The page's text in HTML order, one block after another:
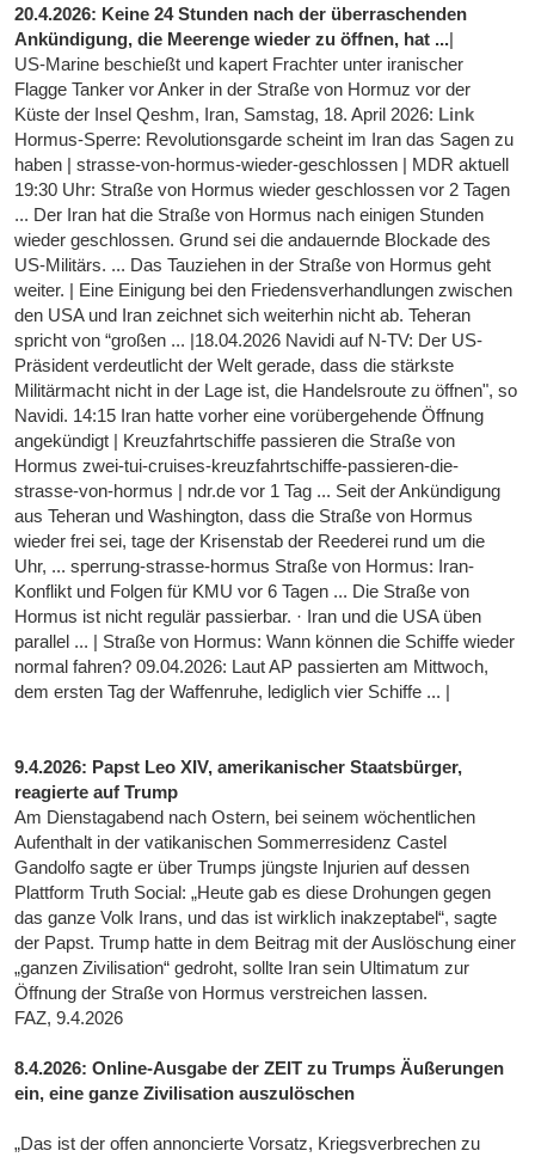
20.4.2026: Keine 24 Stunden nach der überraschenden
Ankündigung, die Meerenge wieder zu öffnen, hat ...|
US-Marine beschießt und kapert Frachter unter iranischer
Flagge Tanker vor Anker in der Straße von Hormuz vor der
Küste der Insel Qeshm, Iran, Samstag, 18. April 2026: Link
Hormus-Sperre: Revolutionsgarde scheint im Iran das Sagen zu
haben | strasse-von-hormus-wieder-geschlossen | MDR aktuell
19:30 Uhr: Straße von Hormus wieder geschlossen vor 2 Tagen
... Der Iran hat die Straße von Hormus nach einigen Stunden
wieder geschlossen. Grund sei die andauernde Blockade des
US-Militärs. ... Das Tauziehen in der Straße von Hormus geht
weiter. | Eine Einigung bei den Friedensverhandlungen zwischen
den USA und Iran zeichnet sich weiterhin nicht ab. Teheran
spricht von “großen ... |18.04.2026 Navidi auf N-TV: Der US-
Präsident verdeutlicht der Welt gerade, dass die stärkste
Militärmacht nicht in der Lage ist, die Handelsroute zu öffnen", so
Navidi. 14:15 Iran hatte vorher eine vorübergehende Öffnung
angekündigt | Kreuzfahrtschiffe passieren die Straße von
Hormus zwei-tui-cruises-kreuzfahrtschiffe-passieren-die-
strasse-von-hormus | ndr.de vor 1 Tag ... Seit der Ankündigung
aus Teheran und Washington, dass die Straße von Hormus
wieder frei sei, tage der Krisenstab der Reederei rund um die
Uhr, ... sperrung-strasse-hormus Straße von Hormus: Iran-
Konflikt und Folgen für KMU vor 6 Tagen ... Die Straße von
Hormus ist nicht regulär passierbar. · Iran und die USA üben
parallel ... | Straße von Hormus: Wann können die Schiffe wieder
normal fahren? 09.04.2026: Laut AP passierten am Mittwoch,
dem ersten Tag der Waffenruhe, lediglich vier Schiffe ... |
9.4.2026: Papst Leo XIV, amerikanischer Staatsbürger,
reagierte auf Trump
Am Dienstagabend nach Ostern, bei seinem wöchentlichen
Aufenthalt in der vatikanischen Sommerresidenz Castel
Gandolfo sagte er über Trumps jüngste Injurien auf dessen
Plattform Truth Social: „Heute gab es diese Drohungen gegen
das ganze Volk Irans, und das ist wirklich inakzeptabel“, sagte
der Papst. Trump hatte in dem Beitrag mit der Auslöschung einer
„ganzen Zivilisation“ gedroht, sollte Iran sein Ultimatum zur
Öffnung der Straße von Hormus verstreichen lassen.
FAZ, 9.4.2026
8.4.2026: Online-Ausgabe der ZEIT zu Trumps Äußerungen
ein, eine ganze Zivilisation auszulöschen
„Das ist der offen annoncierte Vorsatz, Kriegsverbrechen zu